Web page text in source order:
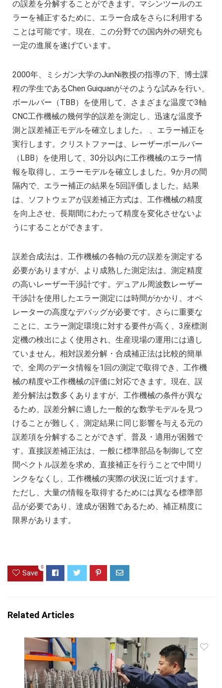
の誤差を分解することができます。マシンツールのエ
ラーを補正するために、エラー合成をさらに利用する
ことは可能です。現在、この分野での国内外の研究も
一定の進展を遂げています。
2000年、ミシガン大学のJunNi教授の指導の下、博士課
程の学生であるChen Guiquanがそのような試みを行い、
ボールバー（TBB）を使用して、さまざまな温度で3軸
CNC工作機械の幾何学的誤差を測定し、迅速な温度予
測と誤差補正モデルを確立しました。 、エラー補正を
実行します。クリストファーは、レーザーボールバー
（LBB）を使用して、30分以内に工作機械のエラー情
報を取得し、エラーモデルを確立しました。9か月の間
隔内で、エラー補正の結果を5回評価しました。結果
は、ソフトウェアが誤差補正方式は、工作機械の精度
を向上させ、長期間にわたって精度を変化させないよ
うにすることができます。
誤差合成法は、工作機械の各軸の元の誤差を測定する
必要がありますが、より成熟した測定法は、測定精度
の高いレーザー干渉計です。デュアル周波数レーザー
干渉計を使用したエラー測定には時間がかかり、オペ
レーターの高度なデバッグが必要です。さらに重要な
ことに、エラー測定環境に対する要件が高く、3座標測
定機の検出によく使用され、生産現場の運用には適し
ていません。相対誤差分解・合成補正法は比較的簡単
で、全周のデータ情報を1回の測定で取得でき、工作機
械の精度や工作機械の評価に対応できます。現在、誤
差分解法は数多くありますが、工作機械の条件が異な
るため、誤差分解に適した一般的な数学モデルを見つ
けることが難しく、測定結果に同じ影響を与える元の
誤差項を分解することができず、普及・適用が困難で
す。直接誤差補正法は、一般に標準部品を制御して空
間ベクトル誤差を求め、直接補正を行うことで中間リ
ンクをなくし、工作機械の実際の状況に近づけます。
ただし、大量の情報を取得するためには異なる標準部
品が必要であり、達成が困難であるため、補正精度に
限界があります。
Save
0
Related Articles